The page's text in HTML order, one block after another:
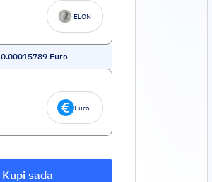
ELON
0.00015789 Euro
Euro
Kupi sada